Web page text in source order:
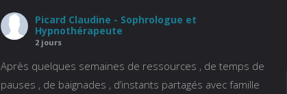
Picard Claudine - Sophrologue et
Hypnothérapeute
2 jours
Après quelques semaines de ressources , de temps de
pauses , de baignades , d’instants partagés avec famille